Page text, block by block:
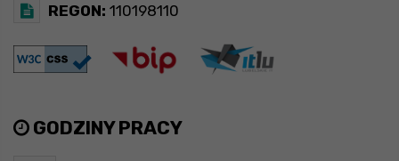
REGON: 110198110
GODZINY PRACY